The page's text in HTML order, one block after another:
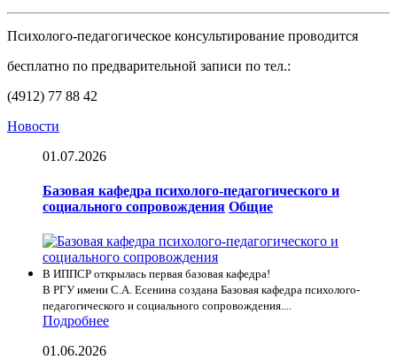
Психолого-педагогическое консультирование проводится
бесплатно по предварительной записи по тел.:
(4912) 77 88 42
Новости
01.07.2026
Базовая кафедра психолого-педагогического и
социального сопровождения Общие
В ИППСР открылась первая базовая кафедра!
В РГУ имени С.А. Есенина создана Базовая кафедра психолого-
педагогического и социального сопровождения....
Подробнее
01.06.2026